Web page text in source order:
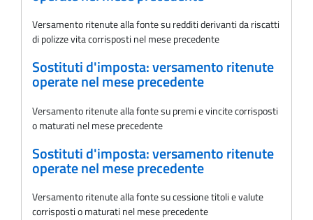
Versamento ritenute alla fonte su redditi derivanti da riscatti
di polizze vita corrisposti nel mese precedente
Sostituti d'imposta: versamento ritenute
operate nel mese precedente
Versamento ritenute alla fonte su premi e vincite corrisposti
o maturati nel mese precedente
Sostituti d'imposta: versamento ritenute
operate nel mese precedente
Versamento ritenute alla fonte su cessione titoli e valute
corrisposti o maturati nel mese precedente